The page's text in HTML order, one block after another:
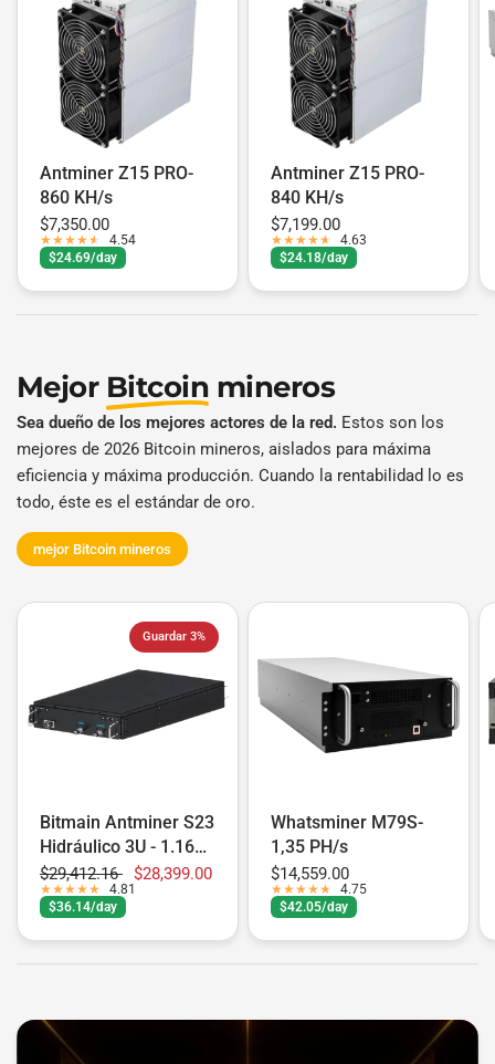
Antminer Z15 PRO-
860 KH/s
$7,350.00
$24.69/day
4.54
Antminer Z15 PRO-
840 KH/s
$7,199.00
$24.18/day
4.63
Mejor Bitcoin mineros
Sea dueño de los mejores actores de la red. Estos son los
mejores de 2026 Bitcoin mineros, aislados para máxima
eficiencia y máxima producción. Cuando la rentabilidad lo es
todo, éste es el estándar de oro.
mejor Bitcoin mineros
Guardar 3%
Bitmain Antminer S23
Hidráulico 3U - 1.16
PH/s
$29,412.16 $28,399.00
$36.14/day
4.81
Whatsminer M79S-
1,35 PH/s
$14,559.00
$42.05/day
4.75